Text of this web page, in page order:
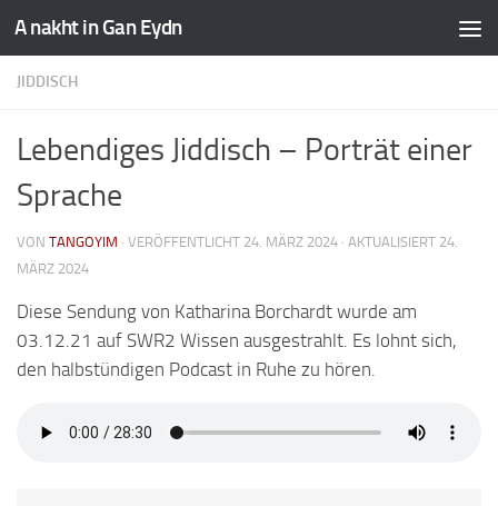
A nakht in Gan Eydn
JIDDISCH
Lebendiges Jiddisch – Porträt einer
Sprache
VON TANGOYIM · VERÖFFENTLICHT 24. MÄRZ 2024 · AKTUALISIERT 24.
MÄRZ 2024
Diese Sendung von Katharina Borchardt wurde am
03.12.21 auf SWR2 Wissen ausgestrahlt. Es lohnt sich,
den halbstündigen Podcast in Ruhe zu hören.